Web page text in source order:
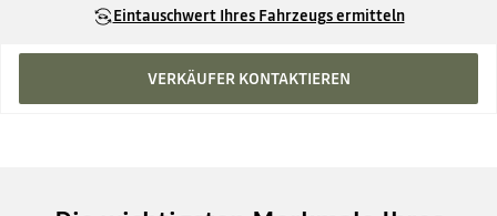
Eintauschwert Ihres Fahrzeugs ermitteln
VERKÄUFER KONTAKTIEREN